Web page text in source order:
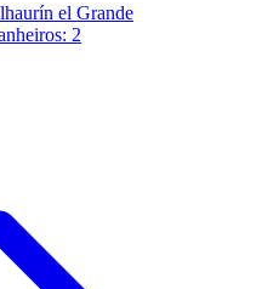
el Grande
2